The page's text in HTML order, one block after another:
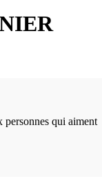
personnes qui aiment